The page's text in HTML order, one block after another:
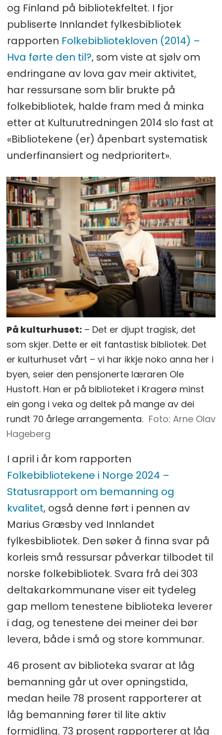
og Finland på bibliotekfeltet. I fjor
publiserte Innlandet fylkesbibliotek
rapporten Folkebibliotekloven (2014) –
Hva førte den til?, som viste at sjølv om
endringane av lova gav meir aktivitet,
har ressursane som blir brukte på
folkebibliotek, halde fram med å minka
etter at Kulturutredningen 2014 slo fast at
«Bibliotekene (er) åpenbart systematisk
underfinansiert og nedprioritert».
På kulturhuset: – Det er djupt tragisk, det
som skjer. Dette er eit fantastisk bibliotek. Det
er kulturhuset vårt – vi har ikkje noko anna her i
byen, seier den pensjonerte læraren Ole
Hustoft. Han er på biblioteket i Kragerø minst
ein gong i veka og deltek på mange av dei
rundt 70 årlege arrangementa.
Arne Olav
Hageberg
I april i år kom rapporten
Folkebibliotekene i Norge 2024 –
Statusrapport om bemanning og
kvalitet, også denne ført i pennen av
Marius Græsby ved Innlandet
fylkesbibliotek. Den søker å finna svar på
korleis små ressursar påverkar tilbodet til
norske folkebibliotek. Svara frå dei 303
deltakarkommunane viser eit tydeleg
gap mellom tenestene biblioteka leverer
i dag, og tenestene dei meiner dei bør
levera, både i små og store kommunar.
46 prosent av biblioteka svarar at låg
bemanning går ut over opningstida,
medan heile 78 prosent rapporterer at
låg bemanning fører til lite aktiv
formidling. 73 prosent rapporterer at låg